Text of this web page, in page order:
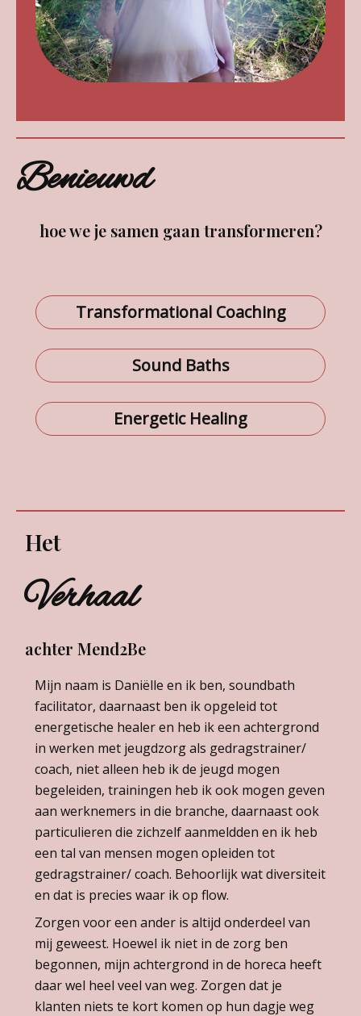
Benieuwd
hoe we je samen gaan transformeren?
Transformational Coaching
Sound Baths
Energetic Healing
Het
Verhaal
achter Mend2Be
Mijn naam is Daniëlle en ik ben, soundbath
facilitator, daarnaast ben ik opgeleid tot
energetische healer en heb ik een achtergrond
in werken met jeugdzorg als gedragstrainer/
coach, niet alleen heb ik de jeugd mogen
begeleiden, trainingen heb ik ook mogen geven
aan werknemers in die branche, daarnaast ook
particulieren die zichzelf aanmeldden en ik heb
een tal van mensen mogen opleiden tot
gedragstrainer/ coach. Behoorlijk wat diversiteit
en dat is precies waar ik op flow.
Zorgen voor een ander is altijd onderdeel van
mij geweest. Hoewel ik niet in de zorg ben
begonnen, mijn achtergrond in de horeca heeft
daar wel heel veel van weg. Zorgen dat je
klanten niets te kort komen op hun dagje weg